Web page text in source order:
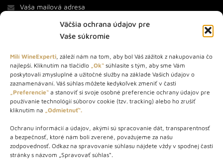
Väčšia ochrana údajov pre
Vaše súkromie
Milí WineExperti, záleží nám na tom, aby bol Váš zážitok z nakupovania čo
najlepší. Kliknutím na tlačidlo „Ok“ súhlasíte s tým, aby sme Vám
poskytovali zmysluplné a užitočné služby na základe Vašich údajov o
zaznamenávaní. Váš súhlas môžete kedykoľvek zmeniť v časti
„Preferencie“ a stanoviť si svoje osobné preferencie ochrany údajov pre
používanie technológií súborov cookie (tzv. tracking) alebo ho zrušiť
kliknutím na „Odmietnuť“.
Ochranu informácií a údajov, akými sú spracovanie dát, transparentnosť
a bezpečnosť, ktoré nám boli zverené, považujeme za našu
zodpovednosť. Odkaz na spravovanie súhlasu nájdete vždy v spodnej časti
stránky s názvom „Spravovať súhlas“.
O NÁS
STORE – obchod s vínom a destilátmi od roku 2010. Na našej
webovej stránke predávame viac ako 1000+ značkových
produktov.
Info tel.: +421 917 779 888
Vínotéka: +421 917 888 879
Vínotéka: Bratislavská 49/B, Bratislava 841 06